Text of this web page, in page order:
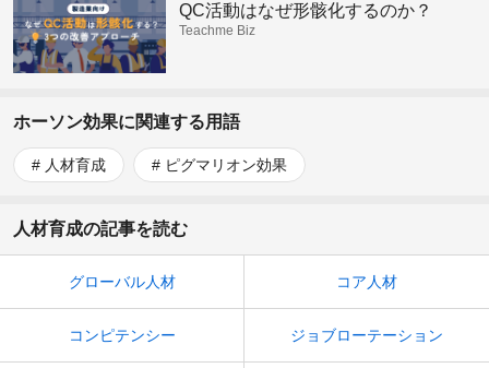
QC活動はなぜ形骸化するのか？
Teachme Biz
ホーソン効果に関連する用語
人材育成 ピグマリオン効果
人材育成の記事を読む
グローバル人材 コア人材
コンピテンシー ジョブローテーション